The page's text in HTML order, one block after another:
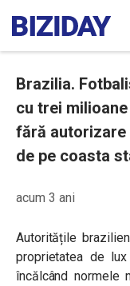
Brazilia.
cu trei
fără autorizare
de pe coasta
acum 3 ani
Autoritățile
proprietatea de
încălcând normele